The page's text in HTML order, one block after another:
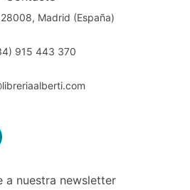
Madrid (España)
915 443 370
a nuestra newsletter